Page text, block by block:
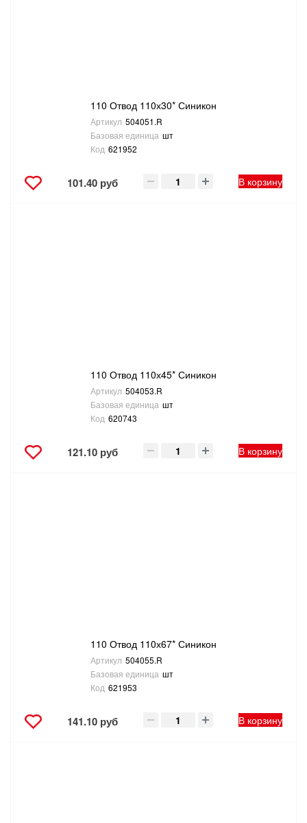
110 Отвод 110х30* Синикон
Артикул 504051.R
Базовая единица шт
Код 621952
101.40 руб В корзину
110 Отвод 110х45* Синикон
Артикул 504053.R
Базовая единица шт
Код 620743
121.10 руб В корзину
110 Отвод 110х67* Синикон
Артикул 504055.R
Базовая единица шт
Код 621953
141.10 руб В корзину